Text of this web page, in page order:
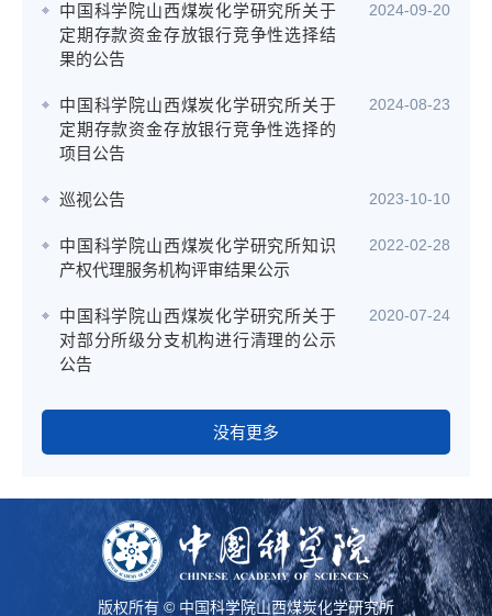
中国科学院山西煤炭化学研究所关于
定期存款资金存放银行竞争性选择结
果的公告
2024-09-20
中国科学院山西煤炭化学研究所关于
定期存款资金存放银行竞争性选择的
项目公告
2024-08-23
巡视公告 2023-10-10
中国科学院山西煤炭化学研究所知识
产权代理服务机构评审结果公示
2022-02-28
中国科学院山西煤炭化学研究所关于
对部分所级分支机构进行清理的公示
公告
2020-07-24
没有更多
版权所有 © 中国科学院山西煤炭化学研究所